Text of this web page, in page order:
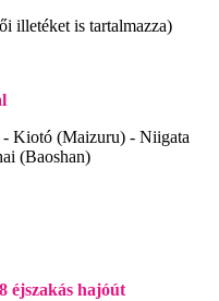
illetéket is tartalmazza)
- Kiotó (Maizuru) - Niigata
(Baoshan)
éjszakás hajóút